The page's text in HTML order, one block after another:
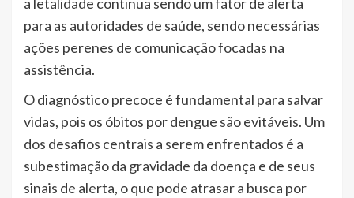
a letalidade continua sendo um fator de alerta
para as autoridades de saúde, sendo necessárias
ações perenes de comunicação focadas na
assistência.
O diagnóstico precoce é fundamental para salvar
vidas, pois os óbitos por dengue são evitáveis. Um
dos desafios centrais a serem enfrentados é a
subestimação da gravidade da doença e de seus
sinais de alerta, o que pode atrasar a busca por